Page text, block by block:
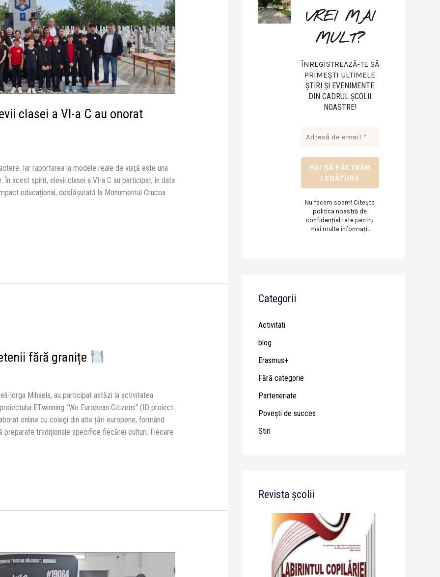
clasei a VI-a C au onorat
Iar raportarea la modele reale de viață este una
acest spirit, elevii clasei a VI-a C au participat, în data
educațional, desfășurată la Monumentul Crucea
fără granițe
Iorga Mihaela, au participat astăzi la activitatea
ETwinning “We European Citizens” (ID proiect:
online cu colegi din alte țări europene, formând
preparate tradiționale specifice fiecărei culturi. Fiecare
VREI MAI
MULT?
ÎNREGISTREAZĂ-TE SĂ
PRIMEȘTI ULTIMELE
ŞTIRI ŞI EVENIMENTE
DIN CADRUL ŞCOLII
NOASTRE!
Nu facem spam! Citește
politica noastră de
confidențialitate pentru
mai multe informații.
Categorii
Activitati
blog
Erasmus+
Fără categorie
Parteneriate
Poveşti de succes
Stiri
Revista școlii